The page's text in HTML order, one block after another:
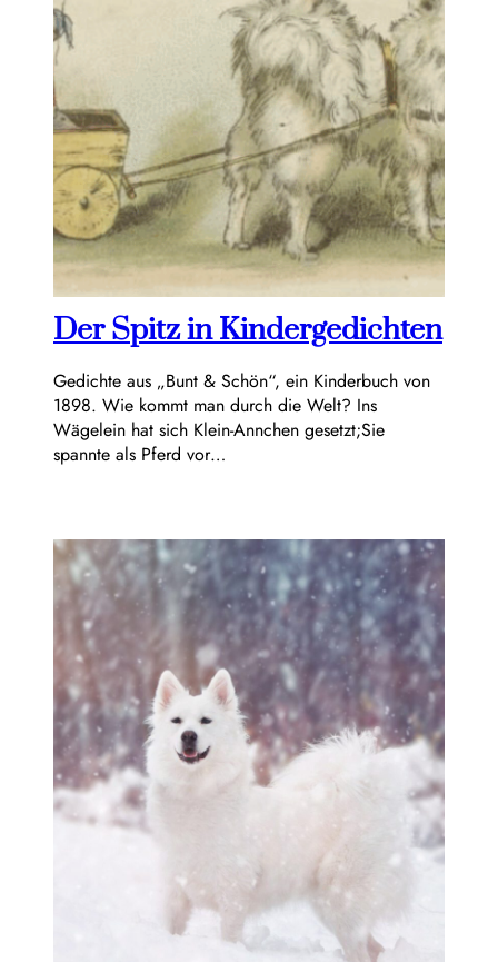
Der Spitz in Kindergedichten
Gedichte aus „Bunt & Schön“, ein Kinderbuch von
1898. Wie kommt man durch die Welt? Ins
Wägelein hat sich Klein-Annchen gesetzt;Sie
spannte als Pferd vor…